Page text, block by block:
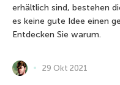
erhältlich sind, bestehen
es keine gute Idee einen
Entdecken Sie warum.
29 Okt 2021